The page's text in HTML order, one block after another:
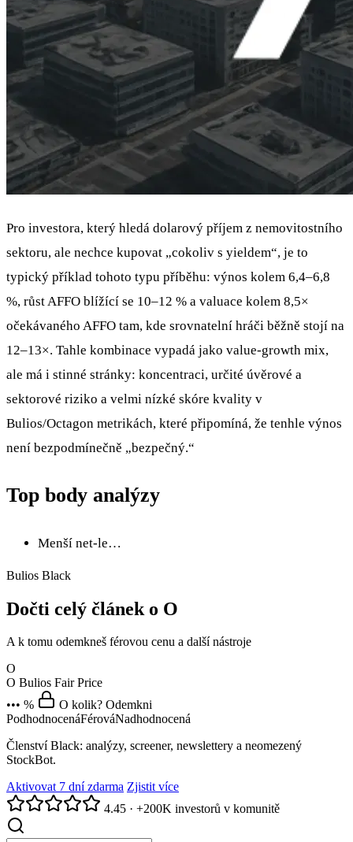
Pro investora, který hledá dolarový příjem z nemovitostního
sektoru, ale nechce kupovat „cokoliv s yieldem“, je to
typický příklad tohoto typu příběhu: výnos kolem 6,4–6,8
%, růst AFFO blížící se 10–12 % a valuace kolem 8,5×
očekávaného AFFO tam, kde srovnatelní hráči běžně stojí na
12–13×. Tahle kombinace vypadá jako value‑growth mix,
ale má i stinné stránky: koncentraci, určité úvěrové a
sektorové riziko a velmi nízké skóre kvality v
Bulios/Octagon metrikách, které připomíná, že tenhle výnos
není bezpodmínečně „bezpečný.“
Top body analýzy
Menší net‑le…
Bulios Black
Dočti celý článek o O
A k tomu odemkneš férovou cenu a další nástroje
O
O Bulios Fair Price
••• %
O kolik? Odemkni
PodhodnocenáFérováNadhodnocená
Členství Black: analýzy, screener, newslettery a neomezený
StockBot.
Aktivovat 7 dní zdarma Zjistit více
4.45 · +200K investorů v komunitě